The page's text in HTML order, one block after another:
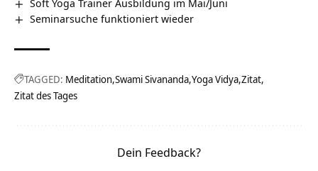
Soft Yoga Trainer Ausbildung im Mai/Juni
Seminarsuche funktioniert wieder
TAGGED: Meditation Swami Sivananda Yoga Vidya Zitat
Zitat des Tages
Dein Feedback?